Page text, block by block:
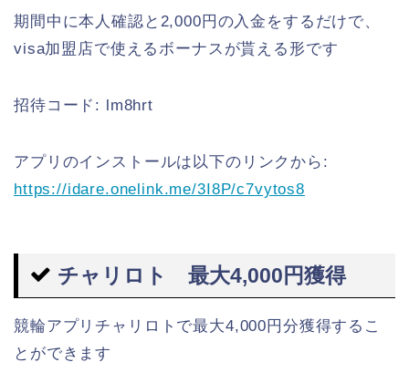
期間中に本人確認と2,000円の入金をするだけで、
visa加盟店で使えるボーナスが貰える形です
招待コード: lm8hrt
アプリのインストールは以下のリンクから:
https://idare.onelink.me/3I8P/c7vytos8
チャリロト 最大4,000円獲得
競輪アプリチャリロトで最大4,000円分獲得するこ
とができます